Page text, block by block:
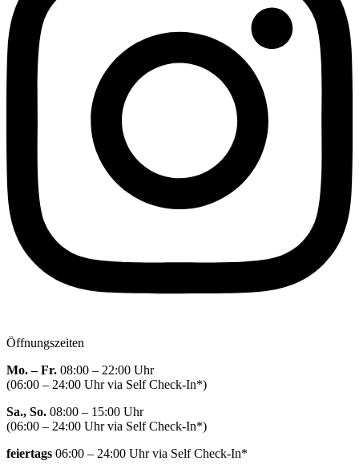
Öffnungszeiten
Mo. – Fr. 08:00 – 22:00 Uhr
(06:00 – 24:00 Uhr via Self Check-In*)
Sa., So. 08:00 – 15:00 Uhr
(06:00 – 24:00 Uhr via Self Check-In*)
feiertags 06:00 – 24:00 Uhr via Self Check-In*